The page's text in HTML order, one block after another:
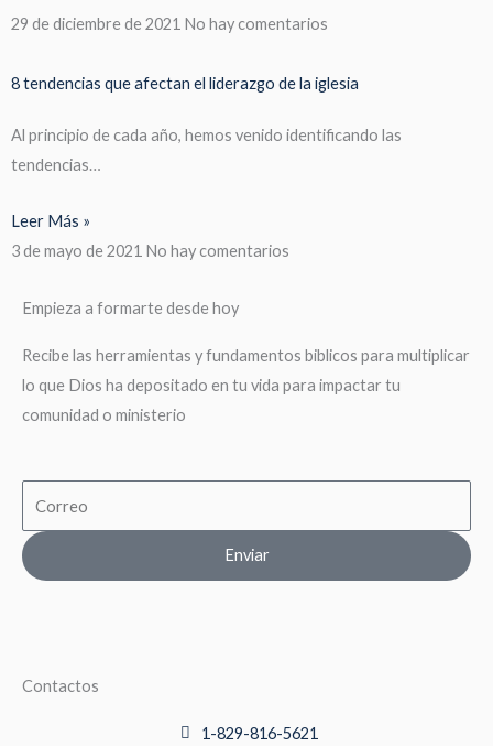
29 de diciembre de 2021 No hay comentarios
8 tendencias que afectan el liderazgo de la iglesia
Al principio de cada año, hemos venido identificando las
tendencias…
Leer Más »
3 de mayo de 2021 No hay comentarios
Empieza a formarte desde hoy
Recibe las herramientas y fundamentos biblicos para multiplicar
lo que Dios ha depositado en tu vida para impactar tu
comunidad o ministerio
Enviar
Contactos
1-829-816-5621